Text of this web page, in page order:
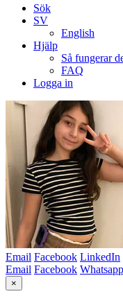
Sök
SV
English
Hjälp
Så fungerar
FAQ
Logga in
Email Facebook LinkedIn
Email Facebook Whatsapp
×